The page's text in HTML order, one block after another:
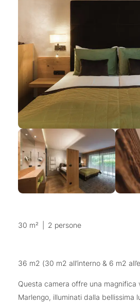
30 m² 2 persone
36 m2 (30 m2 all’interno & 6 m2
Questa camera offre una
Marlengo, illuminati dalla bellissima